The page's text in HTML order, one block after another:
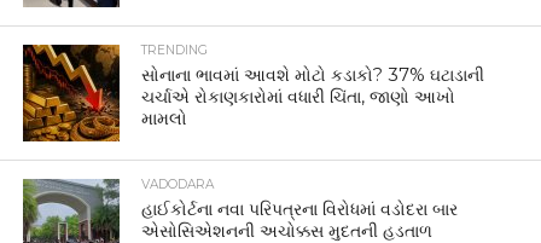
TRENDING
સોનાના ભાવમાં આવશે મોટો કડાકો? 37% ઘટાડાની
ચર્ચાએ રોકાણકારોમાં વધારી ચિંતા, જાણો આખો
મામલો
VADODARA
હાઈકોર્ટના નવા પરિપત્રના વિરોધમાં વડોદરા બાર
એસોસિએશનની અચોક્કસ મુદતની હડતાળ